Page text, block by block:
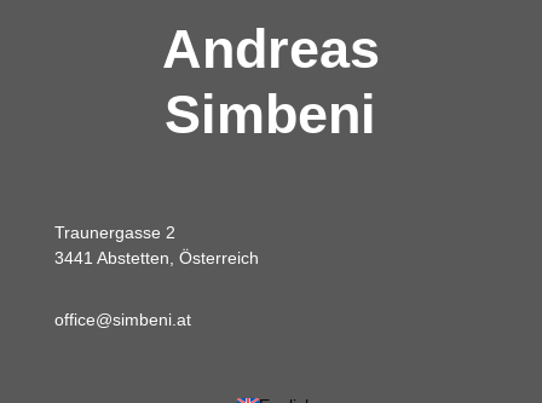
Andreas
Simbeni
Traunergasse 2
3441 Abstetten, Österreich
office@simbeni.at